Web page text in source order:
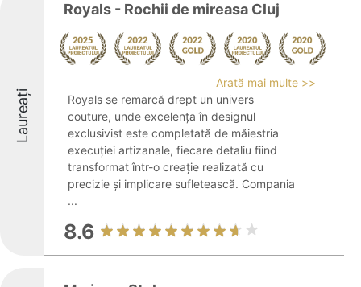
Laureați
Royals - Rochii de mireasa Cluj
Arată mai multe >>
Royals se remarcă drept un univers
couture, unde excelența în designul
exclusivist este completată de măiestria
execuției artizanale, fiecare detaliu fiind
transformat într-o creație realizată cu
precizie și implicare sufletească. Compania
...
8.6